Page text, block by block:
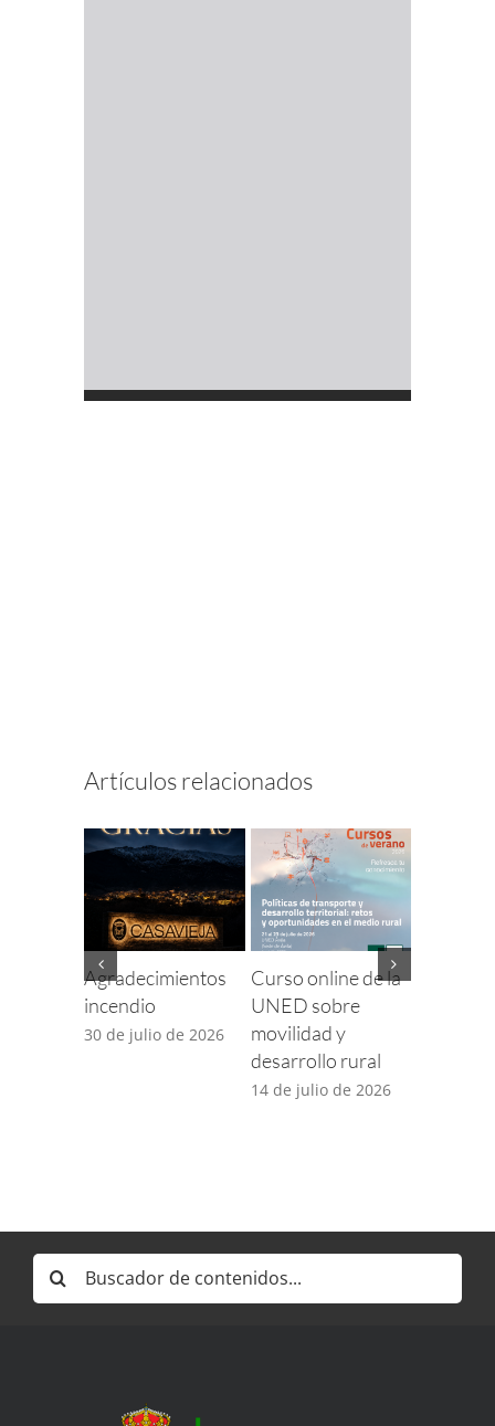
Artículos relacionados
Agradecimientos
incendio
30 de julio de 2026
Curso online de la
UNED sobre
movilidad y
desarrollo rural
14 de julio de 2026
Buscar: